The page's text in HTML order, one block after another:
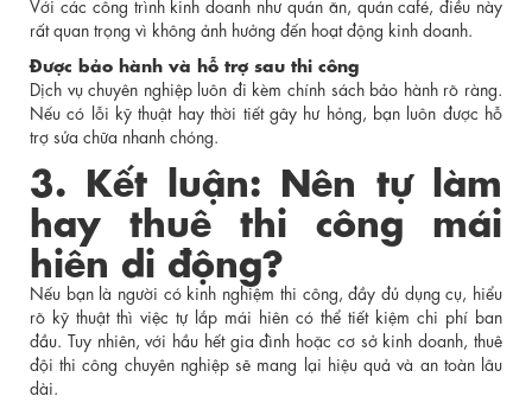
Với các công trình kinh doanh như quán ăn, quán café, điều này
rất quan trọng vì không ảnh hưởng đến hoạt động kinh doanh.
Được bảo hành và hỗ trợ sau thi công
Dịch vụ chuyên nghiệp luôn đi kèm chính sách bảo hành rõ ràng.
Nếu có lỗi kỹ thuật hay thời tiết gây hư hỏng, bạn luôn được hỗ
trợ sửa chữa nhanh chóng.
3. Kết luận: Nên tự làm
hay thuê thi công mái
hiên di động?
Nếu bạn là người có kinh nghiệm thi công, đầy đủ dụng cụ, hiểu
rõ kỹ thuật thì việc tự lắp mái hiên có thể tiết kiệm chi phí ban
đầu. Tuy nhiên, với hầu hết gia đình hoặc cơ sở kinh doanh, thuê
đội thi công chuyên nghiệp sẽ mang lại hiệu quả và an toàn lâu
dài.